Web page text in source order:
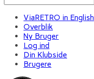
ViaRETRO in English
Overblik
Ny Bruger
Log ind
Din Klubside
Brugere